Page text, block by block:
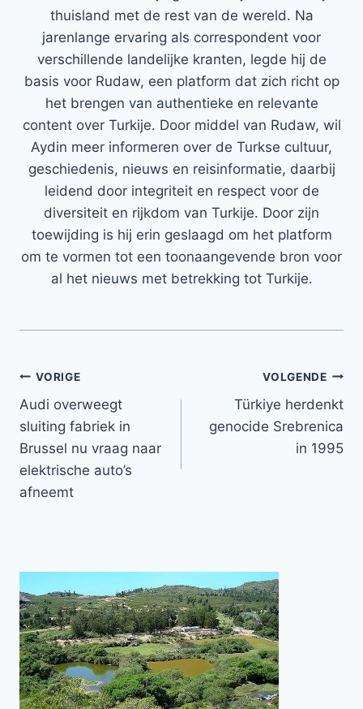
thuisland met de rest van de wereld. Na
jarenlange ervaring als correspondent voor
verschillende landelijke kranten, legde hij de
basis voor Rudaw, een platform dat zich richt op
het brengen van authentieke en relevante
content over Turkije. Door middel van Rudaw, wil
Aydin meer informeren over de Turkse cultuur,
geschiedenis, nieuws en reisinformatie, daarbij
leidend door integriteit en respect voor de
diversiteit en rijkdom van Turkije. Door zijn
toewijding is hij erin geslaagd om het platform
om te vormen tot een toonaangevende bron voor
al het nieuws met betrekking tot Turkije.
Bericht
navigatie
VORIGE
Audi overweegt
sluiting fabriek in
Brussel nu vraag naar
elektrische auto’s
afneemt
VOLGENDE
Türkiye herdenkt
genocide Srebrenica
in 1995